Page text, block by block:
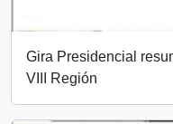
Gira Presidencial
VIII Región